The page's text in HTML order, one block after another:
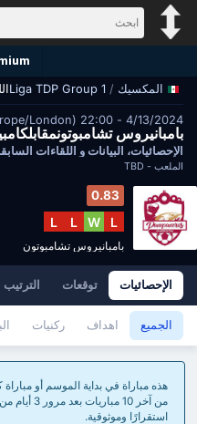
المكسيك /
Liga TDP Group 1
4/13/2024 - 22:00 (Europe/London)
بامبانيروس
الإحصائيات، البيانات و اللقاءات
الملعب - TBD
0.83
L
W
L
L
بامبانيروس تشامبوتون
الإحصائيات توقعات الترتيب
الجميع اهداف ركنيات
هذه مباراة في بداية الموسم أو
من آخر 10
استقرارًا وموثوقية.